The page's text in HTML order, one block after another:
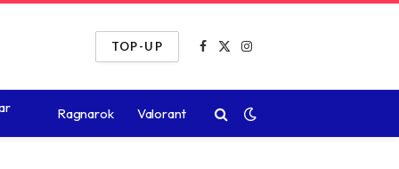
TOP-UP
Facebook
X
Instagram
Ragnarok Valorant